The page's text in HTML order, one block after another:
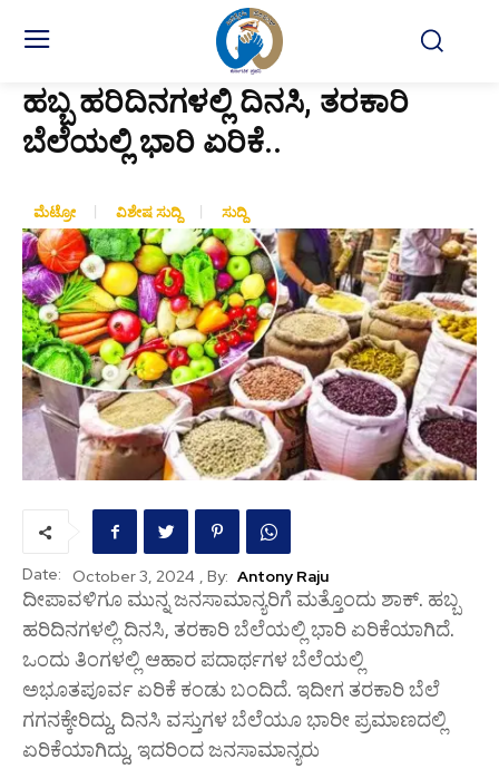
ಹಬ್ಬ ಹರಿದಿನಗಳಲ್ಲಿ ದಿನಸಿ, ತರಕಾರಿ
ಬೆಲೆಯಲ್ಲಿ ಭಾರಿ ಏರಿಕೆ..
ಮೆಟ್ರೋ ವಿಶೇಷ ಸುದ್ದಿ ಸುದ್ದಿ
Date: October 3, 2024 , By: Antony Raju
ದೀಪಾವಳಿಗೂ ಮುನ್ನ ಜನಸಾಮಾನ್ಯರಿಗೆ ಮತ್ತೊಂದು ಶಾಕ್. ಹಬ್ಬ
ಹರಿದಿನಗಳಲ್ಲಿ ದಿನಸಿ, ತರಕಾರಿ ಬೆಲೆಯಲ್ಲಿ ಭಾರಿ ಏರಿಕೆಯಾಗಿದೆ.
ಒಂದು ತಿಂಗಳಲ್ಲಿ ಆಹಾರ ಪದಾರ್ಥಗಳ ಬೆಲೆಯಲ್ಲಿ
ಅಭೂತಪೂರ್ವ ಏರಿಕೆ ಕಂಡು ಬಂದಿದೆ. ಇದೀಗ ತರಕಾರಿ ಬೆಲೆ
ಗಗನಕ್ಕೇರಿದ್ದು, ದಿನಸಿ ವಸ್ತುಗಳ ಬೆಲೆಯೂ ಭಾರೀ ಪ್ರಮಾಣದಲ್ಲಿ
ಏರಿಕೆಯಾಗಿದ್ದು, ಇದರಿಂದ ಜನಸಾಮಾನ್ಯರು